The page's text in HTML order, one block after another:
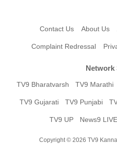
Contact Us About Us
Complaint Redressal
Network
TV9 Bharatvarsh TV9 Marathi
TV9 Gujarati TV9 Punjabi
TV9 UP News9 LIVE
Copyright © 2026 TV9